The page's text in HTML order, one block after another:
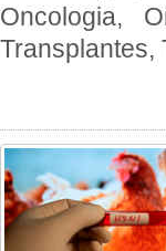
Oncologia,
Transplantes,